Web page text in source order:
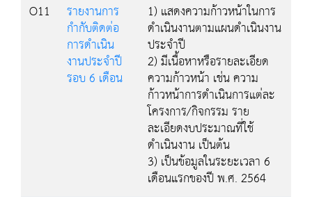
O11
รายงานการ
กำกับติดต่อ
การดำเนิน
งานประจำปี
รอบ 6 เดือน
1) แสดงความก้าวหน้าในการ
ดำเนินงานตามแผนดำเนินงาน
ประจำปี
2) มีเนื้อหาหรือรายละเอียด
ความก้าวหน้า เช่น ความ
ก้าวหน้าการดำเนินการแต่ละ
โครงการ/กิจกรรม ราย
ละเอียดงบประมาณที่ใช้
ดำเนินงาน เป็นต้น
3) เป็นข้อมูลในระยะเวลา 6
เดือนแรกของปี พ.ศ. 2564